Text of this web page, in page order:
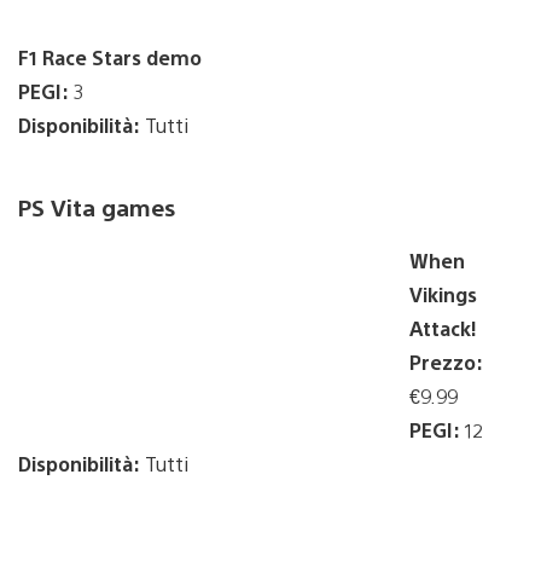
F1 Race Stars demo
PEGI: 3
Disponibilità: Tutti
PS Vita games
When
Vikings
Attack!
Prezzo:
€9.99
PEGI: 12
Disponibilità: Tutti